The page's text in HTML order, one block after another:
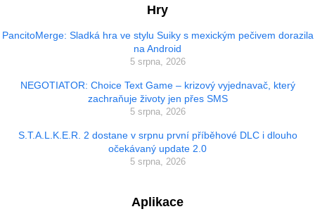
Hry
PancitoMerge: Sladká hra ve stylu Suiky s mexickým pečivem dorazila
na Android
5 srpna, 2026
NEGOTIATOR: Choice Text Game – krizový vyjednavač, který
zachraňuje životy jen přes SMS
5 srpna, 2026
S.T.A.L.K.E.R. 2 dostane v srpnu první příběhové DLC i dlouho
očekávaný update 2.0
5 srpna, 2026
Aplikace